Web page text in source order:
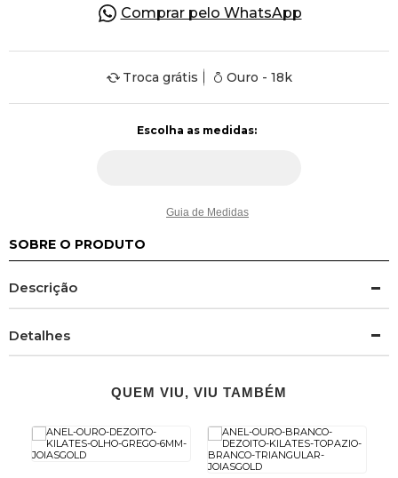
Comprar pelo WhatsApp
Troca grátis Ouro - 18k
Guia de Medidas
SOBRE O PRODUTO
Descrição
Detalhes
QUEM VIU, VIU TAMBÉM
Presente